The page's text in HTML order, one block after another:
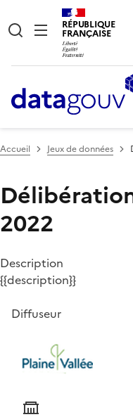
RÉPUBLIQUE
FRANÇAISE
Accueil Jeux de données
2022
Description
{{description}}
Diffuseur